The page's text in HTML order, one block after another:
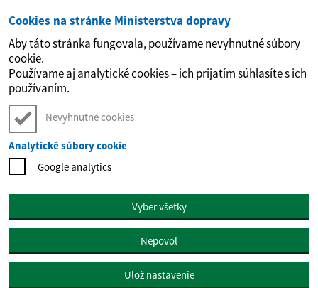
Preskočiť na hlavný obsah
Cookies na stránke Ministerstva dopravy
Aby táto stránka fungovala, používame nevyhnutné súbory
cookie.
Používame aj analytické cookies – ich prijatím súhlasíte s ich
používaním.
Nevyhnutné cookies
Analytické súbory cookie
Google analytics
Vyber všetky
Nepovoľ
Ulož nastavenie